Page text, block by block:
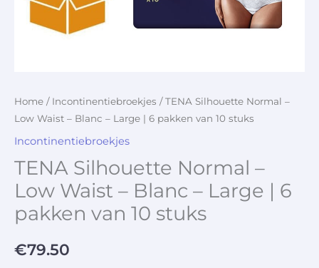
Home / Incontinentiebroekjes / TENA Silhouette Normal –
Low Waist – Blanc – Large | 6 pakken van 10 stuks
Incontinentiebroekjes
TENA Silhouette Normal –
Low Waist – Blanc – Large | 6
pakken van 10 stuks
€79.50